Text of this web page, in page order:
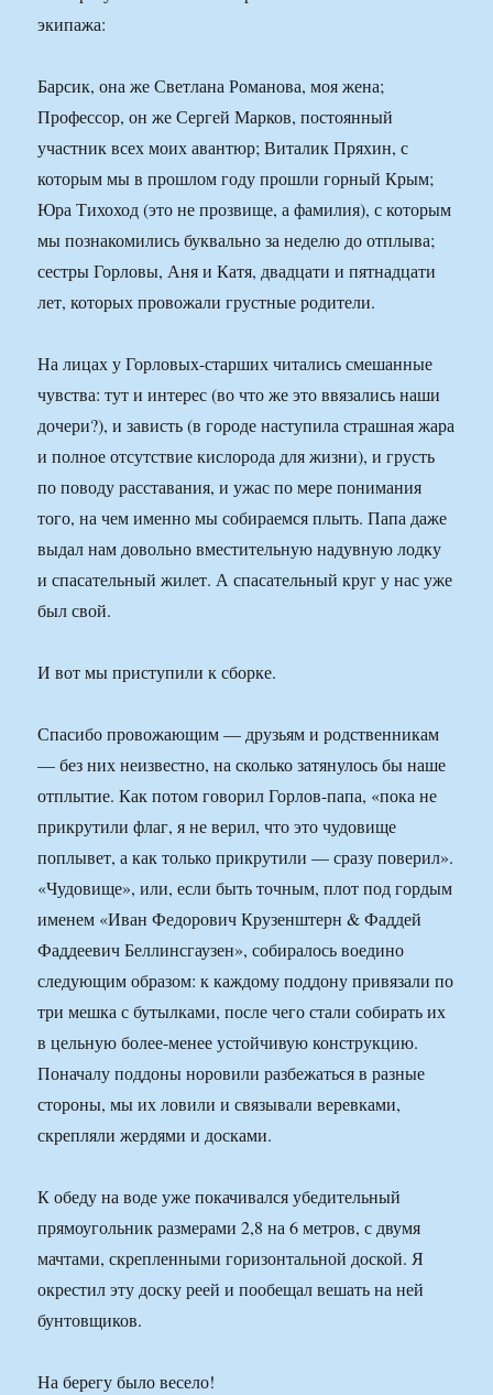
экипажа:
Барсик, она же Светлана Романова, моя жена;
Профессор, он же Сергей Марков, постоянный
участник всех моих авантюр; Виталик Пряхин, с
которым мы в прошлом году прошли горный Крым;
Юра Тихоход (это не прозвище, а фамилия), с которым
мы познакомились буквально за неделю до отплыва;
сестры Горловы, Аня и Катя, двадцати и пятнадцати
лет, которых провожали грустные родители.
На лицах у Горловых-старших читались смешанные
чувства: тут и интерес (во что же это ввязались наши
дочери?), и зависть (в городе наступила страшная жара
и полное отсутствие кислорода для жизни), и грусть
по поводу расставания, и ужас по мере понимания
того, на чем именно мы собираемся плыть. Папа даже
выдал нам довольно вместительную надувную лодку
и спасательный жилет. А спасательный круг у нас уже
был свой.
И вот мы приступили к сборке.
Спасибо провожающим — друзьям и родственникам
— без них неизвестно, на сколько затянулось бы наше
отплытие. Как потом говорил Горлов-папа, «пока не
прикрутили флаг, я не верил, что это чудовище
поплывет, а как только прикрутили — сразу поверил».
«Чудовище», или, если быть точным, плот под гордым
именем «Иван Федорович Крузенштерн & Фаддей
Фаддеевич Беллинсгаузен», собиралось воедино
следующим образом: к каждому поддону привязали по
три мешка с бутылками, после чего стали собирать их
в цельную более-менее устойчивую конструкцию.
Поначалу поддоны норовили разбежаться в разные
стороны, мы их ловили и связывали веревками,
скрепляли жердями и досками.
К обеду на воде уже покачивался убедительный
прямоугольник размерами 2,8 на 6 метров, с двумя
мачтами, скрепленными горизонтальной доской. Я
окрестил эту доску реей и пообещал вешать на ней
бунтовщиков.
На берегу было весело!